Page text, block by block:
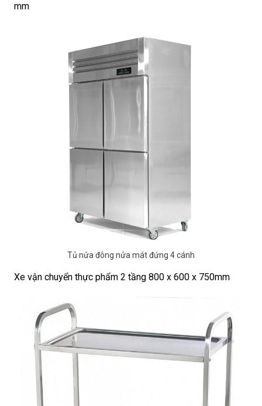
mm
Tủ nửa đông nửa mát đứng 4 cánh
Xe vận chuyển thực phẩm 2 tầng 800 x 600 x 750mm